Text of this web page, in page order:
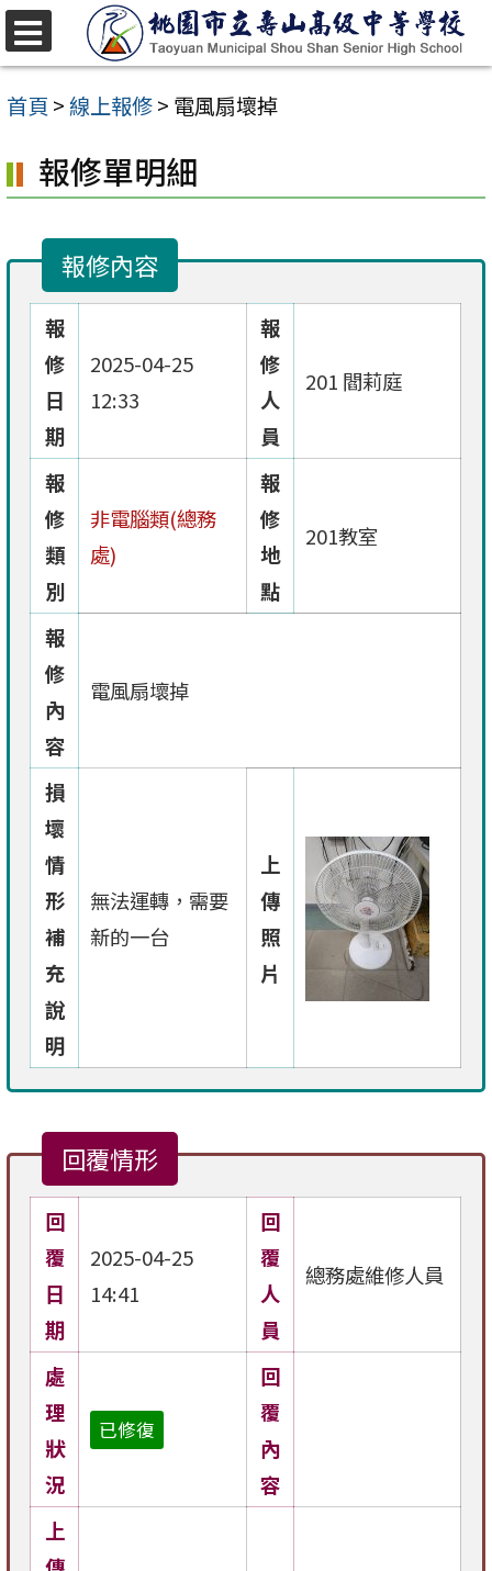
跳
至
主
內
容
首頁 >線上報修> 電風扇壞掉
報修單明細
報修內容
報
修
日
期
2025-04-25
12:33
報
修
人
員
201 閻莉庭
報
修
類
別
非電腦類(總務
處)
報
修
地
點
201教室
報
修
內
容
電風扇壞掉
損
壞
情
形
補
充
說
明
無法運轉，需要
新的一台
上
傳
照
片
回覆情形
回
覆
日
期
2025-04-25
14:41
回
覆
人
員
總務處維修人員
處
理
狀
況
已修復
回
覆
內
容
上
選
單